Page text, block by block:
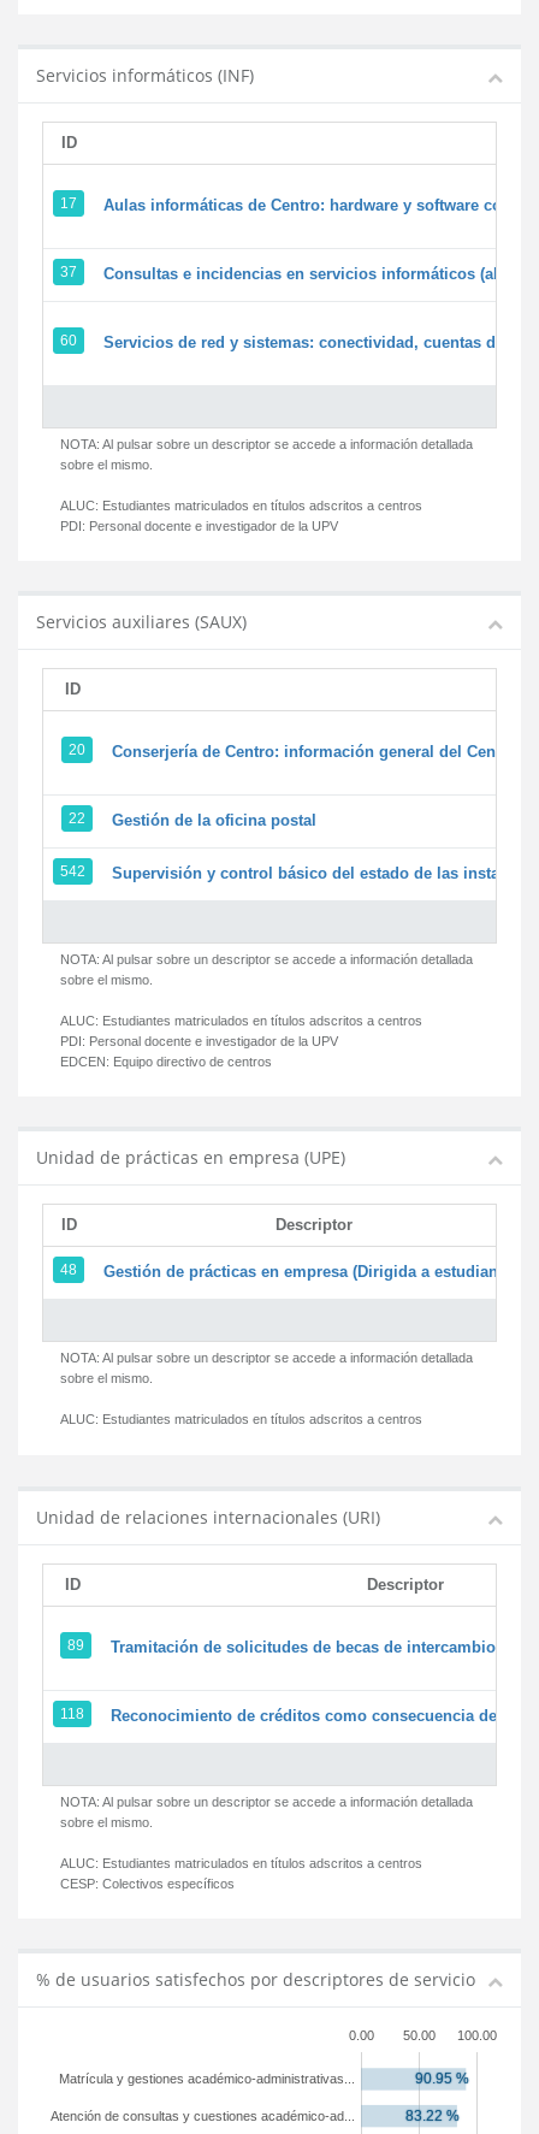
Servicios informáticos (INF)
ID
17 Aulas informáticas de Centro: hardware y software
37 Consultas e incidencias en servicios informáticos
60 Servicios de red y sistemas: conectividad, cuentas de
NOTA: Al pulsar sobre un descriptor se accede a información detallada
sobre el mismo.
ALUC: Estudiantes matriculados en títulos adscritos a centros
PDI: Personal docente e investigador de la UPV
Servicios auxiliares (SAUX)
ID
20 Conserjería de Centro: información general del Centro y
22 Gestión de la oficina postal
542 Supervisión y control básico del estado de las
NOTA: Al pulsar sobre un descriptor se accede a información detallada
sobre el mismo.
ALUC: Estudiantes matriculados en títulos adscritos a centros
PDI: Personal docente e investigador de la UPV
EDCEN: Equipo directivo de centros
Unidad de prácticas en empresa (UPE)
ID Descriptor
48 Gestión de prácticas en empresa (Dirigida a estudiantes)
NOTA: Al pulsar sobre un descriptor se accede a información detallada
sobre el mismo.
ALUC: Estudiantes matriculados en títulos adscritos a centros
Unidad de relaciones internacionales (URI)
ID Descriptor
89 Tramitación de solicitudes de becas de intercambio
118 Reconocimiento de créditos como consecuencia de un
NOTA: Al pulsar sobre un descriptor se accede a información detallada
sobre el mismo.
ALUC: Estudiantes matriculados en títulos adscritos a centros
CESP: Colectivos específicos
% de usuarios satisfechos por descriptores de servicio
0.00 50.00 100.00
Atención de consultas y cuestiones académico-ad...
Matrícula y gestiones académico-administrativas...